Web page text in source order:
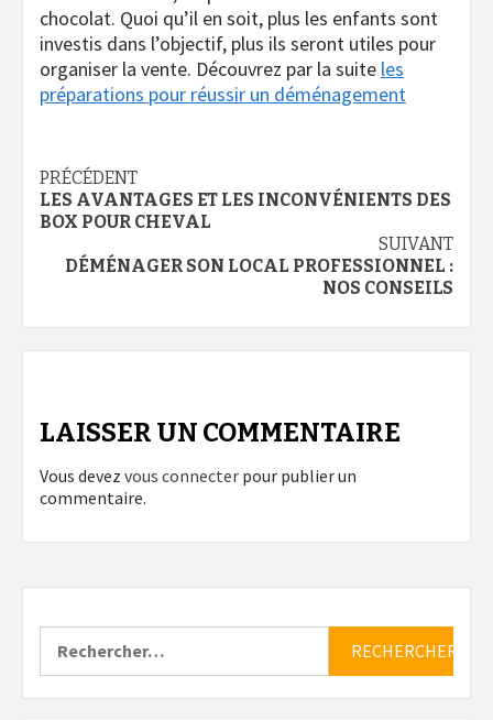
chocolat. Quoi qu’il en soit, plus les enfants sont
investis dans l’objectif, plus ils seront utiles pour
organiser la vente. Découvrez par la suite les
préparations pour réussir un déménagement
Navigation
d’article
PRÉCÉDENT
LES AVANTAGES ET LES INCONVÉNIENTS DES
BOX POUR CHEVAL
SUIVANT
DÉMÉNAGER SON LOCAL PROFESSIONNEL :
NOS CONSEILS
LAISSER UN COMMENTAIRE
Vous devez vous connecter pour publier un
commentaire.